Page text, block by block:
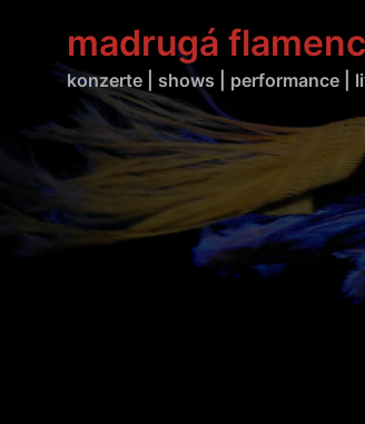
springen
madrugá
konzerte | shows | performance |